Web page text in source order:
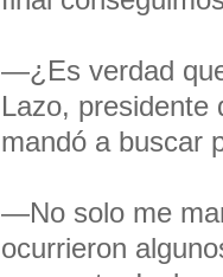
—¿Es verdad
Lazo, presidente
mandó a buscar
—No solo me
ocurrieron